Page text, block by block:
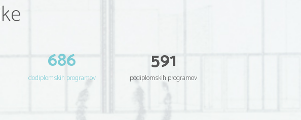
686
dodiplomskih programov
591
podiplomskih programov